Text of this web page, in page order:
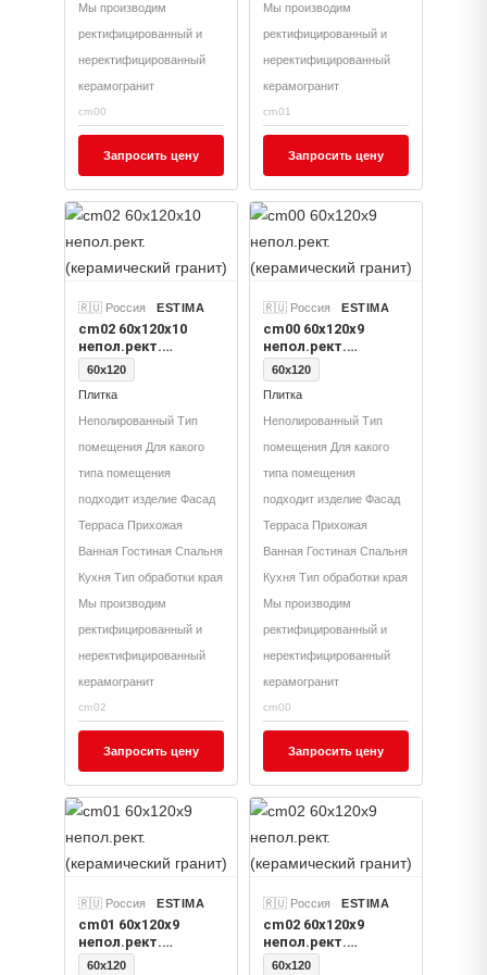
Мы производим
ректифицированный и
неректифицированный
керамогранит
cm00
Запросить цену
Мы производим
ректифицированный и
неректифицированный
керамогранит
cm01
Запросить цену
🇷🇺 Россия ESTIMA
cm02 60x120x10
непол.рект.
(керамический
гранит)
60x120
Плитка
Неполированный Тип
помещения Для какого
типа помещения
подходит изделие Фасад
Терраса Прихожая
Ванная Гостиная Спальня
Кухня Тип обработки края
Мы производим
ректифицированный и
неректифицированный
керамогранит
cm02
Запросить цену
🇷🇺 Россия ESTIMA
cm00 60x120x9
непол.рект.
(керамический
гранит)
60x120
Плитка
Неполированный Тип
помещения Для какого
типа помещения
подходит изделие Фасад
Терраса Прихожая
Ванная Гостиная Спальня
Кухня Тип обработки края
Мы производим
ректифицированный и
неректифицированный
керамогранит
cm00
Запросить цену
🇷🇺 Россия ESTIMA
cm01 60x120x9
непол.рект.
(керамический
60x120
🇷🇺 Россия ESTIMA
cm02 60x120x9
непол.рект.
(керамический
60x120